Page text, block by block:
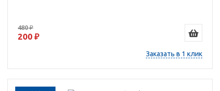
480 ₽
200 ₽
Заказать в 1 клик